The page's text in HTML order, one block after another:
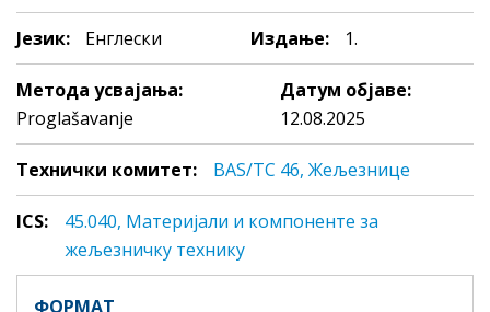
Језик: Енглески Издање: 1.
Метода усвајања:
Proglašavanje
Датум објаве:
12.08.2025
Технички комитет: BAS/TC 46, Жељезнице
ICS:
45.040, Maтeриjaли и кoмпoнeнтe зa
жeљeзничку тeхнику
ФОРМАТ